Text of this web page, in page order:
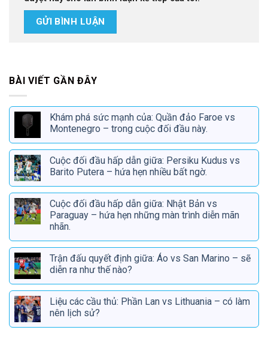
BÀI VIẾT GẦN ĐÂY
Khám phá sức mạnh của: Quần đảo Faroe vs
Montenegro – trong cuộc đối đầu này.
Cuộc đối đầu hấp dẫn giữa: Persiku Kudus vs
Barito Putera – hứa hẹn nhiều bất ngờ.
Cuộc đối đầu hấp dẫn giữa: Nhật Bản vs
Paraguay – hứa hẹn những màn trình diễn mãn
nhãn.
Trận đấu quyết định giữa: Áo vs San Marino – sẽ
diễn ra như thế nào?
Liệu các cầu thủ: Phần Lan vs Lithuania – có làm
nên lịch sử?